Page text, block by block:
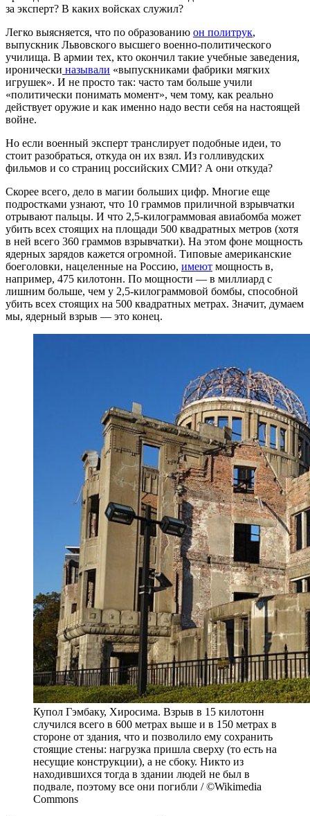
за эксперт? В каких войсках служил?
Легко выясняется, что по образованию он политрук,
выпускник Львовского высшего военно-политического
училища. В армии тех, кто окончил такие учебные заведения,
иронически называли «выпускниками фабрики мягких
игрушек». И не просто так: часто там больше учили
«политически понимать момент», чем тому, как реально
действует оружие и как именно надо вести себя на настоящей
войне.
Но если военный эксперт транслирует подобные идеи, то
стоит разобраться, откуда он их взял. Из голливудских
фильмов и со страниц российских СМИ? А они откуда?
Скорее всего, дело в магии больших цифр. Многие еще
подростками узнают, что 10 граммов приличной взрывчатки
отрывают пальцы. И что 2,5-килограммовая авиабомба может
убить всех стоящих на площади 500 квадратных метров (хотя
в ней всего 360 граммов взрывчатки). На этом фоне мощность
ядерных зарядов кажется огромной. Типовые американские
боеголовки, нацеленные на Россию, имеют мощность в,
например, 475 килотонн. По мощности — в миллиард с
лишним больше, чем у 2,5-килограммовой бомбы, способной
убить всех стоящих на 500 квадратных метрах. Значит, думаем
мы, ядерный взрыв — это конец.
Купол Гэмбаку, Хиросима. Взрыв в 15 килотонн
случился всего в 600 метрах выше и в 150 метрах в
стороне от здания, что и позволило ему сохранить
стоящие стены: нагрузка пришла сверху (то есть на
несущие конструкции), а не сбоку. Никто из
находившихся тогда в здании людей не был в
подвале, поэтому все они погибли / ©Wikimedia
Commons